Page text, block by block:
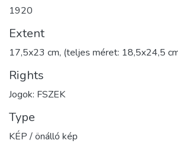
1920
Extent
17,5x23 cm, (teljes méret: 18,5x24,5
Rights
Jogok: FSZEK
Type
KÉP / önálló kép